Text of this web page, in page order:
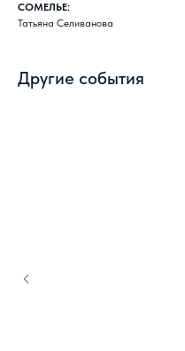
СОМЕЛЬЕ:
Татьяна Селиванова
Другие события